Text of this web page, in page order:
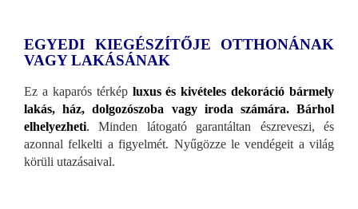
EGYEDI KIEGÉSZÍTŐJE OTTHONÁNAK
VAGY LAKÁSÁNAK
Ez a kaparós térkép luxus és kivételes dekoráció bármely
lakás, ház, dolgozószoba vagy iroda számára. Bárhol
elhelyezheti. Minden látogató garantáltan észreveszi, és
azonnal felkelti a figyelmét. Nyűgözze le vendégeit a világ
körüli utazásaival.